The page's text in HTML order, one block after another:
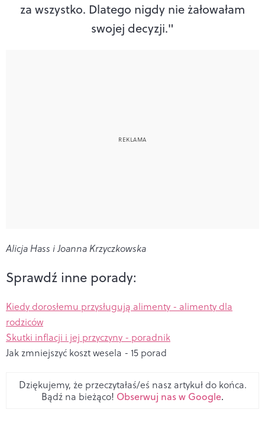
za wszystko. Dlatego nigdy nie żałowałam
swojej decyzji."
Alicja Hass i Joanna Krzyczkowska
Sprawdź inne porady:
Kiedy dorosłemu przysługują alimenty - alimenty dla
rodziców
Skutki inflacji i jej przyczyny - poradnik
Jak zmniejszyć koszt wesela - 15 porad
Dziękujemy, że przeczytałaś/eś nasz artykuł do końca.
Bądź na bieżąco! Obserwuj nas w Google.